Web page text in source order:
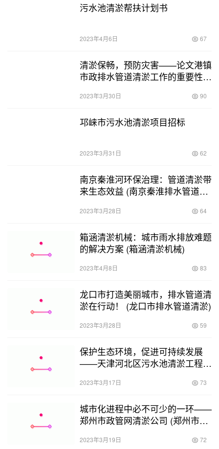
污水池清淤帮扶计划书
2023年4月6日 67
清淤保畅，预防灾害——论文港镇
市政排水管道清淤工作的重要性。
2023年3月30日 90
邛崃市污水池清淤项目招标
2023年3月31日 62
南京秦淮河环保治理：管道清淤带
来生态效益 (南京秦淮排水管道清
2023年3月28日 64
箱涵清淤机械：城市雨水排放难题
的解决方案 (箱涵清淤机械)
2023年4月8日 83
龙口市打造美丽城市，排水管道清
淤在行动！ (龙口市排水管道清淤)
2023年3月28日 59
保护生态环境，促进可持续发展
——天津河北区污水池清淤工程的
2023年3月17日 73
城市化进程中必不可少的一环——
郑州市政管网清淤公司 (郑州市政
2023年3月19日 72